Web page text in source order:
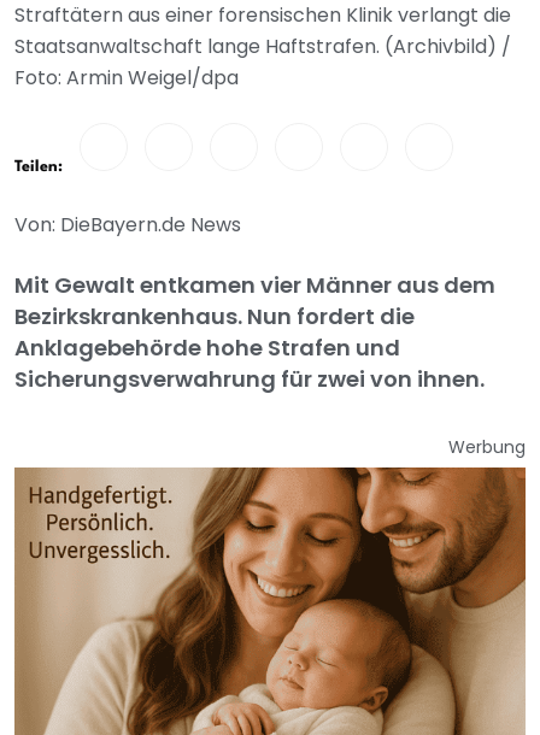
Straftätern aus einer forensischen Klinik verlangt die
Staatsanwaltschaft lange Haftstrafen. (Archivbild) /
Foto: Armin Weigel/dpa
Teilen:
Von: DieBayern.de News
Mit Gewalt entkamen vier Männer aus dem
Bezirkskrankenhaus. Nun fordert die
Anklagebehörde hohe Strafen und
Sicherungsverwahrung für zwei von ihnen.
Werbung